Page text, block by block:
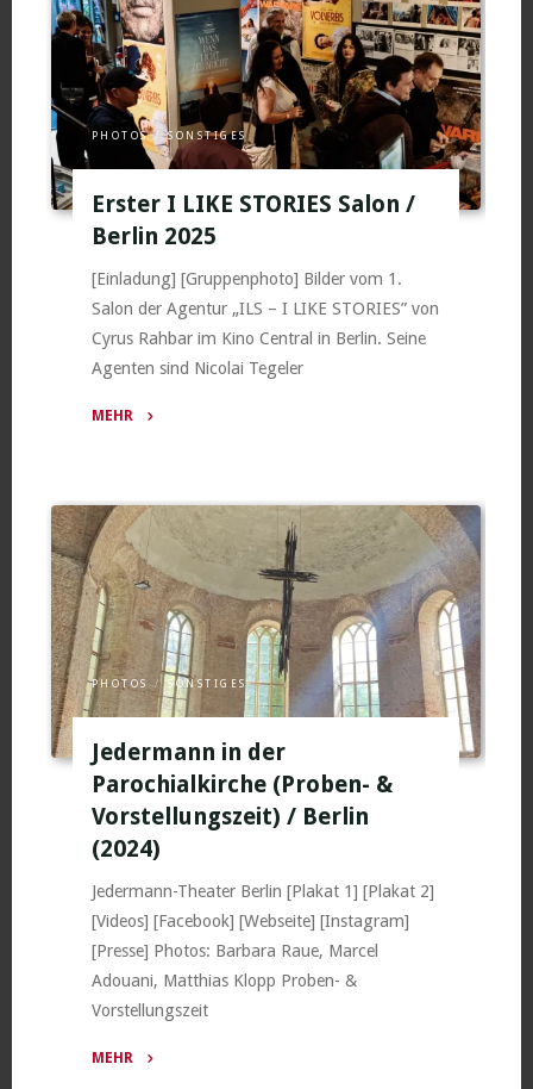
(2025)"
PHOTOS / SONSTIGES
Erster I LIKE STORIES Salon /
Berlin 2025
[Einladung] [Gruppenphoto] Bilder vom 1.
Salon der Agentur „ILS – I LIKE STORIES” von
Cyrus Rahbar im Kino Central in Berlin. Seine
Agenten sind Nicolai Tegeler
MEHR
LIKE
STORIES
Salon
/
Berlin
2025"
PHOTOS / SONSTIGES
Jedermann in der
Parochialkirche (Proben- &
Vorstellungszeit) / Berlin
(2024)
Jedermann-Theater Berlin [Plakat 1] [Plakat 2]
[Videos] [Facebook] [Webseite] [Instagram]
[Presse] Photos: Barbara Raue, Marcel
Adouani, Matthias Klopp Proben- &
Vorstellungszeit
MEHR